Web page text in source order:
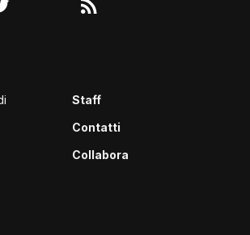
Staff
Contatti
Collabora